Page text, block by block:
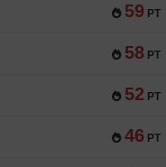
59 PT
58 PT
52 PT
46 PT